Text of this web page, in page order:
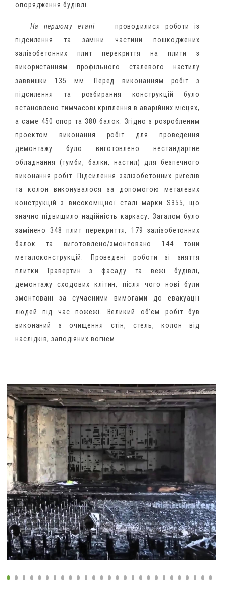
опорядження будівлі.
На першому етапі
проводилися роботи із
підсилення та заміни частини пошкоджених
залізобетонних плит перекриття на плити з
використанням профільного сталевого настилу
заввишки 135 мм.
Перед виконанням робіт з
підсилення та розбирання конструкцій було
встановлено тимчасові кріплення в аварійних місцях,
а саме 450 опор та 380 балок.
Згідно з розробленим
проектом виконання робіт для проведення
демонтажу було виготовлено нестандартне
обладнання (тумби, балки, настил) для безпечного
виконання робіт.
Підсилення залізобетонних ригелів
та колон виконувалося за допомогою металевих
конструкцій з високоміцної сталі марки S355, що
значно підвищило надійність каркасу. Загалом було
замінено 348 плит перекриття, 179 залізобетонних
балок та виготовлено/змонтовано 144 тони
металоконструкцій.
Проведені роботи зі зняття
плитки Травертин з фасаду та вежі будівлі,
демонтажу сходових клітин, після чого нові були
змонтовані за сучасними вимогами до евакуації
людей під час пожежі. Великий об’єм робіт був
виконаний з очищення стін, стель, колон від
наслідків, заподіяних вогнем.